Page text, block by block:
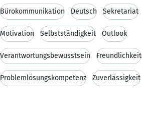
Bürokommunikation Deutsch Sekretariat
Motivation Selbstständigkeit Outlook
Verantwortungsbewusstsein Freundlichkeit
Problemlösungskompetenz Zuverlässigkeit